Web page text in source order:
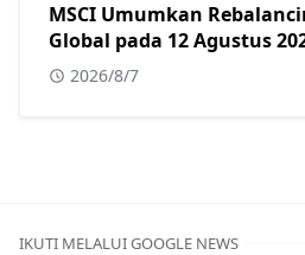
MSCI Umumkan
Global pada 12 Agustus
2026/8/7
IKUTI MELALUI GOOGLE NEWS